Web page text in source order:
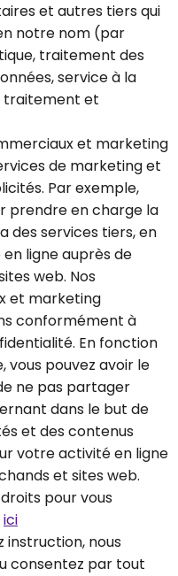
et autres tiers qui
notre nom (par
traitement des
service à la
traitement et
et marketing
de marketing et
Par exemple,
prendre en charge la
des services tiers, en
ligne auprès de
web. Nos
et marketing
conformément à
En fonction
vous pouvez avoir le
ne pas partager
dans le but de
et des contenus
votre activité en ligne
et sites web.
pour vous
ici
instruction, nous
consentez par tout